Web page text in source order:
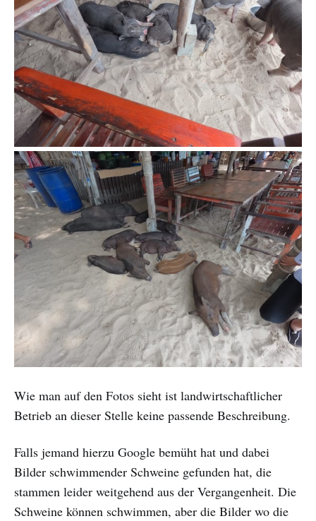
Wie man auf den Fotos sieht ist landwirtschaftlicher
Betrieb an dieser Stelle keine passende Beschreibung.
Falls jemand hierzu Google bemüht hat und dabei
Bilder schwimmender Schweine gefunden hat, die
stammen leider weitgehend aus der Vergangenheit. Die
Schweine können schwimmen, aber die Bilder wo die